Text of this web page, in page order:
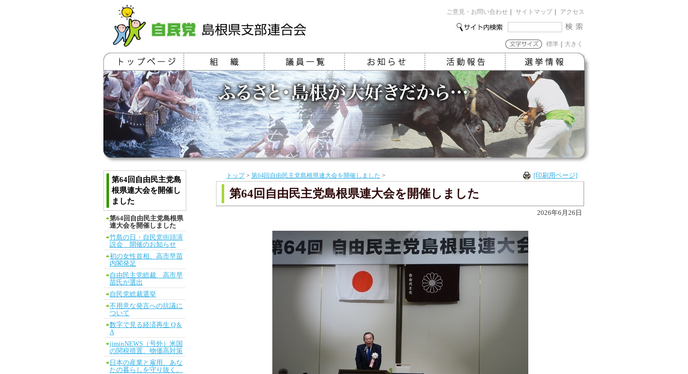
ご意見・お問い合わせ サイトマップ アクセス
標準 大きく
[印刷用ページ]
トップ> 第64回自由民主党島根県連大会を開催しました >
第64回自由民主党島根県連大会を開催しました
2026年6月26日
第64回自由民主党島
根県連大会を開催し
ました
第64回自由民主党島根県
連大会を開催しました
竹島の日・自民党街頭演
説会 開催のお知らせ
初の女性首相、高市早苗
内閣発足
自由民主党総裁 高市早
苗氏が選出
自民党総裁選挙
不用意な発言への抗議に
ついて
数字で見る経済再生 Q＆
A
jiminNEWS（号外）米国
の関税措置、物価高対策
日本の産業と雇用、あな
たの暮らしを守り抜く。